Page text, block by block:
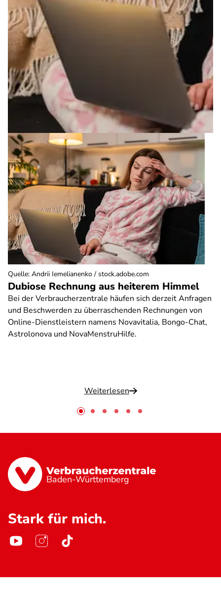
Dubiose Rechnung aus heiterem Himmel
Bei der Verbraucherzentrale häufen sich derzeit Anfragen
und Beschwerden zu überraschenden Rechnungen von
Online-Dienstleistern namens Novavitalia, Bongo-Chat,
Astrolonova und NovaMenstruHilfe.
Weiterlesen
Quelle: Andrii Iemelianenko / stock.adobe.com
Baden-Württemberg
Stark für mich.